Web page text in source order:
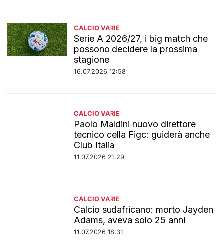
CALCIO VARIE
Serie A 2026/27, i big match che
possono decidere la prossima
stagione
16.07.2026 12:58
CALCIO VARIE
Paolo Maldini nuovo direttore
tecnico della Figc: guiderà anche
Club Italia
11.07.2026 21:29
CALCIO VARIE
Calcio sudafricano: morto Jayden
Adams, aveva solo 25 anni
11.07.2026 18:31